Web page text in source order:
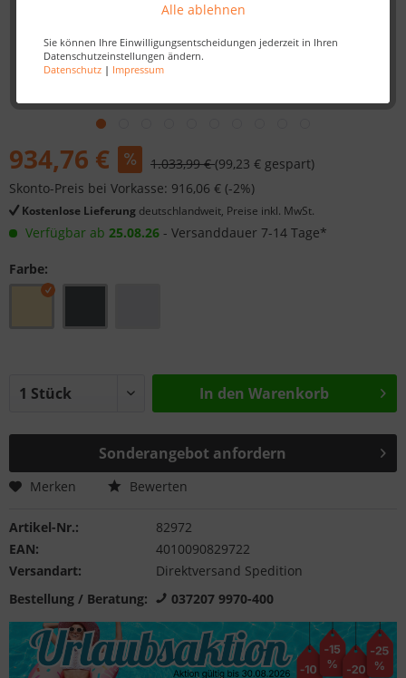
Alle ablehnen
Sie können Ihre Einwilligungsentscheidungen jederzeit in Ihren
Datenschutzeinstellungen ändern.
Datenschutz| Impressum
934,76 € 1.033,99 €(99,23 € gespart)
Skonto-Preis bei Vorkasse: 916,06 € (-2%)
Kostenlose Lieferung deutschlandweit, Preise inkl. MwSt.
Verfügbar ab 25.08.26 - Versanddauer 7-14 Tage*
Farbe:
In den Warenkorb
Sonderangebot anfordern
Merken Bewerten
Artikel-Nr.:
82972
EAN:
4010090829722
Versandart:
Direktversand Spedition
Bestellung / Beratung:
037207 9970-400